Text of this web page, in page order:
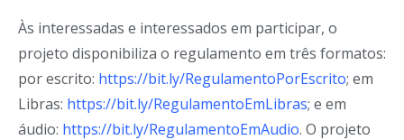
Às interessadas e interessados em participar, o
projeto disponibiliza o regulamento em três formatos:
por escrito: https://bit.ly/RegulamentoPorEscrito; em
Libras: https://bit.ly/RegulamentoEmLibras; e em
áudio: https://bit.ly/RegulamentoEmAudio. O projeto